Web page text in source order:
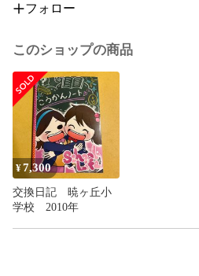
フォロー
このショップの商品
¥7,300
交換日記 暁ヶ丘小
学校 2010年